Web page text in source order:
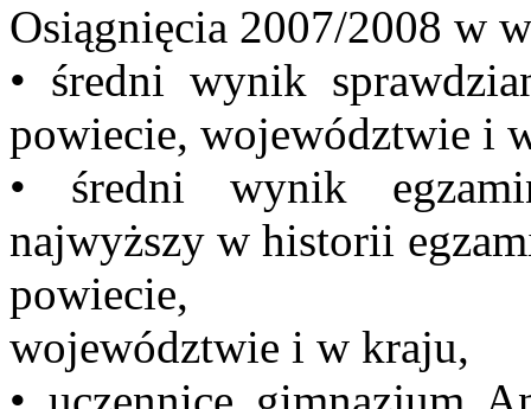
Osiągnięcia 2007/2008 w
• średni wynik
powiecie, województwie i
• średni wynik
najwyższy w historii
powiecie,
województwie i w kraju,